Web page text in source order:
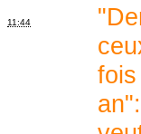
11:44